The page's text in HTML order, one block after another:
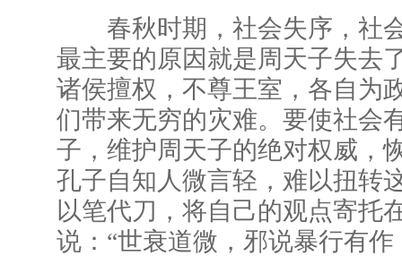
春秋时期，社会失序，社
最主要的原因就是周天子失去
诸侯擅权，不尊王室，各自为
们带来无穷的灾难。要使社会
子，维护周天子的绝对权威，
孔子自知人微言轻，难以扭转
以笔代刀，将自己的观点寄托
说：“世衰道微，邪说暴行有